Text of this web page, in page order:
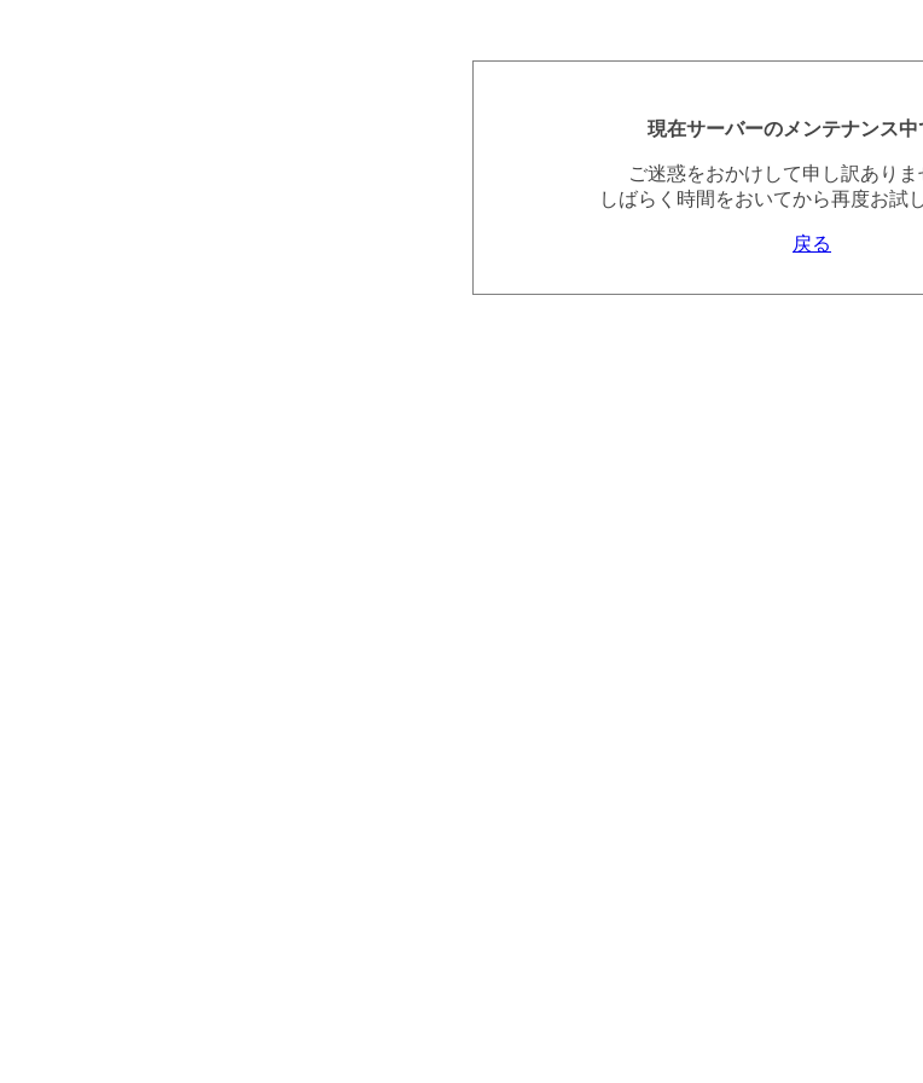
現在サーバーのメンテナンス中
ご迷惑をおかけして申し訳ありま
しばらく時間をおいてから再度お試
戻る